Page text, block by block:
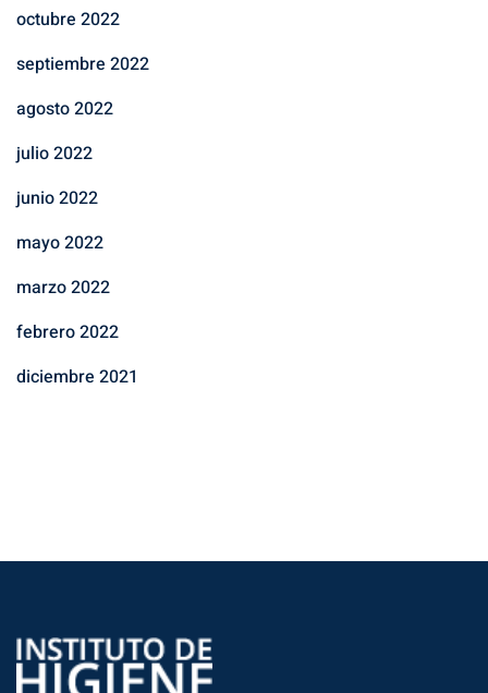
octubre 2022
septiembre 2022
agosto 2022
julio 2022
junio 2022
mayo 2022
marzo 2022
febrero 2022
diciembre 2021